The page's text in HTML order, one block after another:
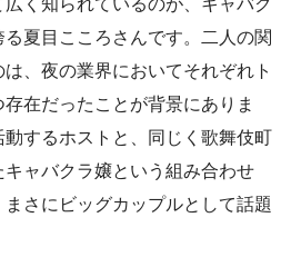
く知られているのが、キャバク
夏目こころさんです。二人の関
、夜の業界においてそれぞれト
在だったことが背景にありま
するホストと、同じく歌舞伎町
ャバクラ嬢という組み合わせ
さにビッグカップルとして話題